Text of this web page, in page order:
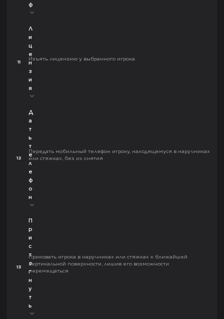
ф
11
Л
и
ц
е
н
з
и
я
Изъять лицензию у выбранного игрока
12
Д
а
т
ь
т
е
л
е
ф
о
н
Передать мобильный телефон игроку, находящемуся в наручниках
или стяжках, без их снятия
13
П
р
и
с
т
е
г
н
у
т
ь
Приковать игрока в наручниках или стяжках к ближайшей
вертикальной поверхности, лишив его возможности
перемещаться